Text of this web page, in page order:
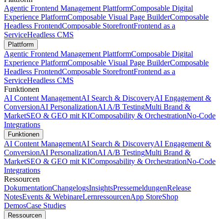
Agentic Frontend Management PlattformComposable Digital
Experience PlatformComposable Visual Page BuilderComposable
Headless FrontendComposable StorefrontFrontend as a
ServiceHeadless CMS
Plattform
Agentic Frontend Management PlattformComposable Digital
Experience PlatformComposable Visual Page BuilderComposable
Headless FrontendComposable StorefrontFrontend as a
ServiceHeadless CMS
Funktionen
AI Content ManagementAI Search & DiscoveryAI Engagement &
ConversionAI PersonalizationAI A/B TestingMulti Brand &
MarketSEO & GEO mit KIComposability & OrchestrationNo-Code
Integrations
Funktionen
AI Content ManagementAI Search & DiscoveryAI Engagement &
ConversionAI PersonalizationAI A/B TestingMulti Brand &
MarketSEO & GEO mit KIComposability & OrchestrationNo-Code
Integrations
Ressourcen
DokumentationChangelogsInsightsPressemeldungenRelease
NotesEvents & WebinareLernressourcenApp StoreShop
DemosCase Studies
Ressourcen